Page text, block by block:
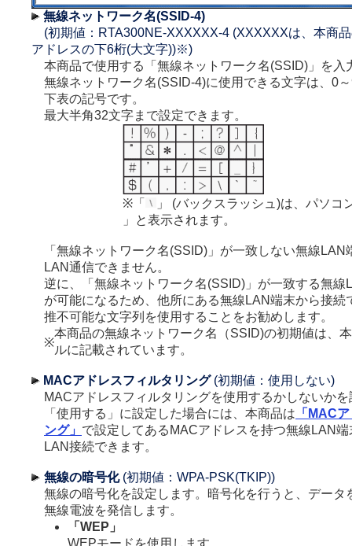
無線ネットワーク名(SSID-4)
(初期値：RTA300NE-XXXXXX-4 (XXXXXXは、本商
アドレスの下6桁(大文字))※)
本商品で使用する「無線ネットワーク名(SSID)」を入
無線ネットワーク名(SSID-4)に使用できる文字は、0
下表の記号です。
最大半角32文字まで設定できます。
※「
」 (バックスラッシュ)は、パソコ
」と表示されます。
「無線ネットワーク名(SSID)」が一致しない無線LAN
LAN通信できません。
逆に、「無線ネットワーク名(SSID)」が一致する無線
が可能になるため、他所にある無線LAN端末から接続
推不可能な文字列を使用することをお勧めします。
※
本商品の無線ネットワーク名（SSID)の初期値は、
ルに記載されています。
MACアドレスフィルタリング(初期値：使用しない)
MACアドレスフィルタリングを使用するかしないか
「使用する」に設定した場合には、本商品は 「MAC
ング」 で設定してあるMACアドレスを持つ無線LAN
LAN接続できます。
無線の暗号化(初期値：WPA-PSK(TKIP))
無線の暗号化を設定します。暗号化を行うと、データ
無線電波を発信します。
「WEP」